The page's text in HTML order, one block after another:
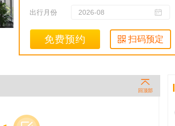
出行月份
免费预约 扫码预定
回顶部